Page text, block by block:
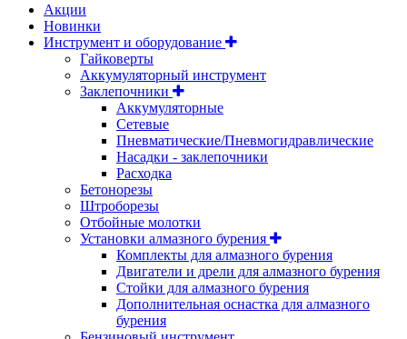
Акции
Новинки
Инструмент и оборудование
Гайковерты
Аккумуляторный инструмент
Заклепочники
Аккумуляторные
Сетевые
Пневматические/Пневмогидравлические
Насадки - заклепочники
Расходка
Бетонорезы
Штроборезы
Отбойные молотки
Установки алмазного бурения
Комплекты для алмазного бурения
Двигатели и дрели для алмазного бурения
Стойки для алмазного бурения
Дополнительная оснастка для алмазного
бурения